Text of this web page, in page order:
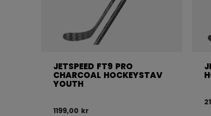
JETSPEED FT9 PRO
CHARCOAL HOCKEYSTAV
YOUTH
1199,00 kr